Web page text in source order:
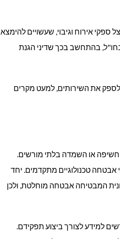
אירוח וגיבוי, שעשויים להימצא
בהתחשב בכך שדיני הגנת
לספק את השירותים, למעט מקרים
חשיפה או השמדה בלתי מורשים.
אבטחה טכנולוגיים מתקדמים. יחד
המבטיחה אבטחה מוחלטת, ולכן
למידע לצורך ביצוע תפקידם.